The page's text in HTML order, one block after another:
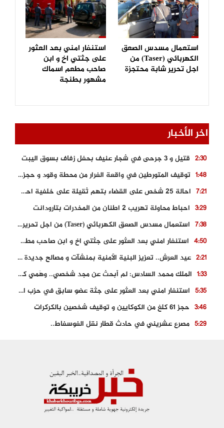
استعمال مسدس الصعق
الكهربائي (Taser) من
اجل تحرير شابة محتجزة
استنفار امني بعد العثور
على جثتي اخ و ابن
صاحب مطعم اسماك
مشهور بطنجة
اخر الأخبار
2:30 قتيل و 3 جرحى في شجار عنيف بحفل زفاف بسوق اليبت
1:48
توقيف المتورطين في واقعة الفرار من محطة وقود و حجز السيارة
7:21
احالة 25 شخص على القضاء بتهم ثقيلة على خلفية احداث المناطق الشمالية
3:29 احباط محاولة تهريب 2 اطنان من المخدرات بتارودانت
7:38
استعمال مسدس الصعق الكهربائي (Taser) من اجل تحرير شابة محتجزة
4:50
استنفار امني بعد العثور على جثتي اخ و ابن صاحب مطعم اسماك مشهور بطنجة
2:21
عيد العرش.. تعزيز البنية الأمنية بمنشآت و مصالح جديدة بكل من الحسيمة – فاس و الناظور
1:33
الملك محمد السادس: لم أبحث عن مجد شخصي.. وهَمي كرامة المغاربة
5:35
استنفار امني بعد العثور على جثة عضو سابق في حزب المصباح بالقنيطرة..
3:46 حجز 61 كلغ من الكوكايين و توقيف شخصين بالكركرات
5:29 مصرع عشريني في حادث قطار نقل الفوسفاط..